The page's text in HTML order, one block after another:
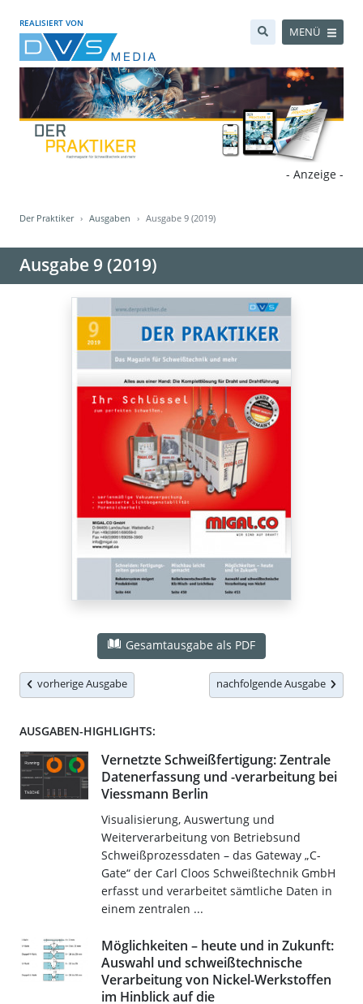
REALISIERT VON
MENÜ
- Anzeige -
Der Praktiker Ausgaben Ausgabe 9 (2019)
Ausgabe 9 (2019)
Gesamtausgabe als PDF
vorherige Ausgabe nachfolgende Ausgabe
AUSGABEN-HIGHLIGHTS:
Vernetzte Schweißfertigung: Zentrale
Datenerfassung und -verarbeitung bei
Viessmann Berlin
Visualisierung, Auswertung und
Weiterverarbeitung von Betriebsund
Schweißprozessdaten – das Gateway „C-
Gate“ der Carl Cloos Schweißtechnik GmbH
erfasst und verarbeitet sämtliche Daten in
einem zentralen ...
Möglichkeiten – heute und in Zukunft:
Auswahl und schweißtechnische
Verarbeitung von Nickel-Werkstoffen
im Hinblick auf die